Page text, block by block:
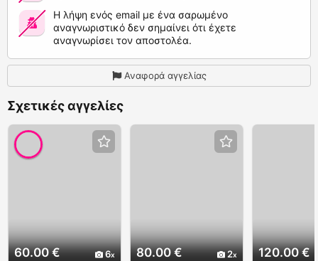
Η λήψη ενός email με ένα σαρωμένο
αναγνωριστικό δεν σημαίνει ότι έχετε
αναγνωρίσει τον αποστολέα.
Αναφορά αγγελίας
Σχετικές αγγελίες
60.00 € 6 80.00 € 2 120.00 €